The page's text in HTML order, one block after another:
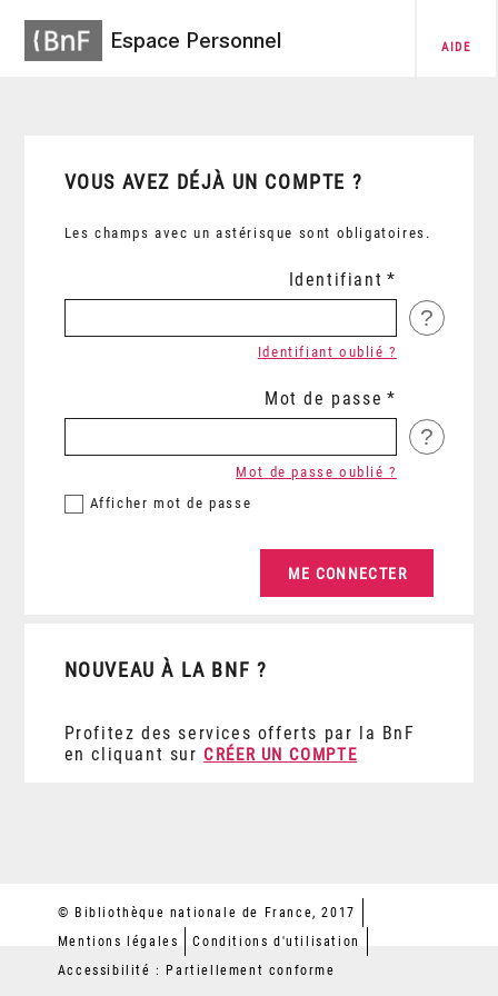
Espace Personnel AIDE
VOUS AVEZ DÉJÀ UN COMPTE ?
Les champs avec un astérisque sont obligatoires.
Identifiant
?
Identifiant oublié ?
Mot de passe
?
Afficher mot de passe
Mot de passe oublié ?
NOUVEAU À LA BNF ?
Profitez des services offerts par la BnF
en cliquant sur CRÉER UN COMPTE
© Bibliothèque nationale de France, 2017
Mentions légales
Conditions d'utilisation
Accessibilité : Partiellement conforme